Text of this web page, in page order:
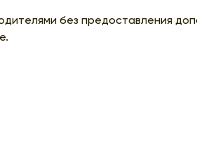
без предоставления